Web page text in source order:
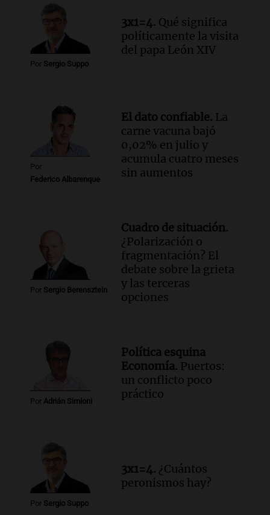
Audio.
critica a EE.UU. por amenazas a
ejecutivos por trato con telefónica
Panorama Federal
Episodios
La Baulal este fin de semana
Panorama Federal
Episodios
Por Sergio Suppo
3x1=4. Qué significa
políticamente la visita
del papa León XIV
Por
Federico Albarenque
El dato confiable. La
carne vacuna bajó
0,02% en julio y
acumula cuatro meses
sin aumentos
Por Sergio Berensztein
Cuadro de situación.
¿Polarización o
fragmentación? El
debate sobre la grieta
y las terceras
opciones
Por Adrián Simioni
Política esquina
Economía. Puertos:
un conflicto poco
práctico
Por Sergio Suppo
3x1=4. ¿Cuántos
peronismos hay?